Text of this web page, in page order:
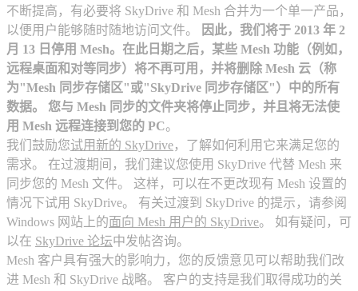
不断提高，有必要将 SkyDrive 和 Mesh 合并为一个单一产品，
以便用户能够随时随地访问文件。
因此，我们将于 2013 年 2
月 13 日停用 Mesh。在此日期之后，某些 Mesh 功能（例如，
远程桌面和对等同步）将不再可用，并将删除 Mesh 云（称
为"Mesh 同步存储区"或"SkyDrive 同步存储区"）中的所有
数据。 您与 Mesh 同步的文件夹将停止同步，并且将无法使
用 Mesh 远程连接到您的 PC。
我们鼓励您试用新的 SkyDrive，了解如何利用它来满足您的
需求。 在过渡期间，我们建议您使用 SkyDrive 代替 Mesh 来
同步您的 Mesh 文件。 这样，可以在不更改现有 Mesh 设置的
情况下试用 SkyDrive。 有关过渡到 SkyDrive 的提示，请参阅
Windows 网站上的面向 Mesh 用户的 SkyDrive。 如有疑问，可
以在 SkyDrive 论坛中发帖咨询。
Mesh 客户具有强大的影响力，您的反馈意见可以帮助我们改
进 Mesh 和 SkyDrive 战略。 客户的支持是我们取得成功的关